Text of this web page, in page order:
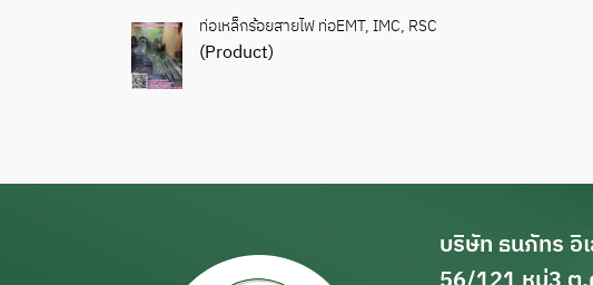
ท่อเหล็กร้อยสายไฟ ท่อEMT, IMC, RSC
(Product)
บริษัท ธนภัทร อิ